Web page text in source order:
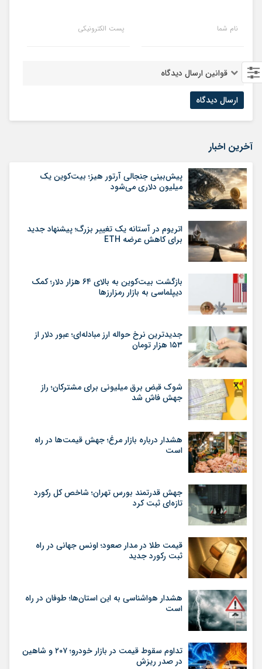
نام شما پست الکترونیکی
قوانین ارسال دیدگاه
آخرین اخبار
پیش‌بینی جنجالی آرتور هیز؛ بیت‌کوین یک
میلیون دلاری می‌شود
اتریوم در آستانه یک تغییر بزرگ؛ پیشنهاد جدید
برای کاهش عرضه ETH
بازگشت بیت‌کوین به بالای ۶۴ هزار دلار؛ کمک
دیپلماسی به بازار رمزارزها
جدیدترین نرخ حواله ارز مبادله‌ای؛ عبور دلار از
۱۵۳ هزار تومان
شوک قبض برق میلیونی برای مشترکان؛ راز
جهش فاش شد
هشدار درباره بازار مرغ؛ جهش قیمت‌ها در راه
است
جهش قدرتمند بورس تهران؛ شاخص کل رکورد
تازه‌ای ثبت کرد
قیمت طلا در مدار صعود؛ اونس جهانی در راه
ثبت رکورد جدید
هشدار هواشناسی به این استان‌ها؛ طوفان در راه
است
تداوم سقوط قیمت در بازار خودرو؛ ۲۰۷ و شاهین
در صدر ریزش